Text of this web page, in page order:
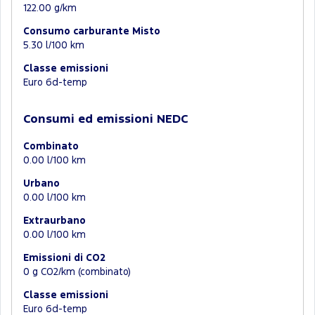
122.00 g/km
Consumo carburante Misto
5.30 l/100 km
Classe emissioni
Euro 6d-temp
Consumi ed emissioni NEDC
Combinato
0.00 l/100 km
Urbano
0.00 l/100 km
Extraurbano
0.00 l/100 km
Emissioni di CO2
0 g CO2/km (combinato)
Classe emissioni
Euro 6d-temp